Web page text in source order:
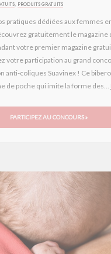
, PRODUITS GRATUITS
pratiques dédiées aux femmes
gratuitement le magazine
votre premier magazine
votre participation au grand
anti-coliques Suavinex ! Ce
de poche qui imite la forme des...
PARTICIPEZ AU CONCOURS »